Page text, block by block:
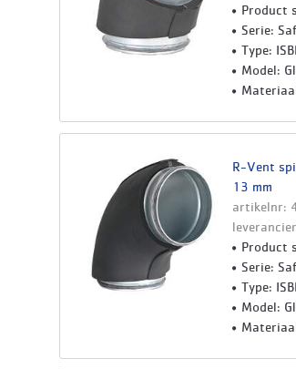
Product
Serie:
Type:
Model:
R-Vent
13 mm
artikelnr:
Product
Serie:
Type:
Model: